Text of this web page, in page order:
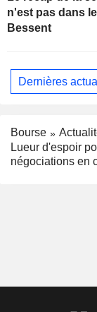
n'est pas dans
Bessent
Dernières
Bourse
Lueur d'espoir
négociations en